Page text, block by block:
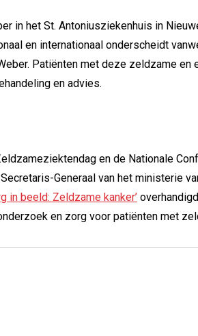
in het St. Antoniusziekenhuis in
en internationaal onderscheidt
Patiënten met deze zeldzame
en advies.
en de Nationale
Generaal van het ministerie
in beeld: Zeldzame kanker’
en zorg voor patiënten met